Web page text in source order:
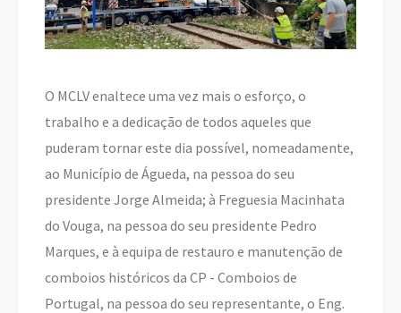
O MCLV enaltece uma vez mais o esforço, o
trabalho e a dedicação de todos aqueles que
puderam tornar este dia possível, nomeadamente,
ao Município de Águeda, na pessoa do seu
presidente Jorge Almeida; à Freguesia Macinhata
do Vouga, na pessoa do seu presidente Pedro
Marques, e à equipa de restauro e manutenção de
comboios históricos da CP - Comboios de
Portugal, na pessoa do seu representante, o Eng.